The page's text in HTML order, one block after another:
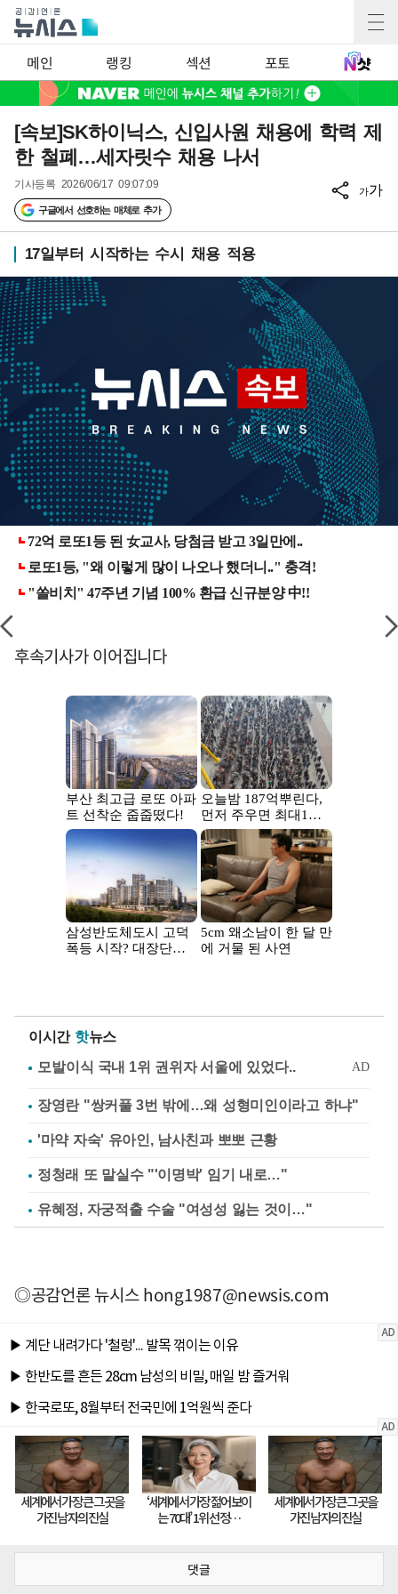
메인 랭킹 섹션 포토
[속보]SK하이닉스, 신입사원 채용에 학력 제
한 철폐…세자릿수 채용 나서
기사등록 2026/06/17 09:07:09
구글에서 선호하는 매체로 추가
가가
17일부터 시작하는 수시 채용 적용
후속기사가 이어집니다
이시간 핫뉴스
장영란 "쌍커풀 3번 밖에…왜 성형미인이라고 하냐"
'마약 자숙' 유아인, 남사친과 뽀뽀 근황
정청래 또 말실수 "'이명박' 임기 내로…"
유혜정, 자궁적출 수술 "여성성 잃는 것이…"
◎공감언론 뉴시스hong1987@newsis.com
댓글